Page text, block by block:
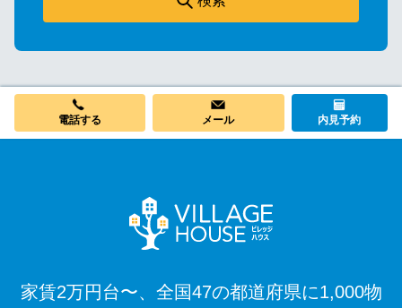
電話する メール 内見予約
家賃2万円台〜、全国47の都道府県に1,000物